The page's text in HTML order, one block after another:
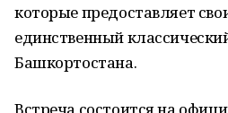
которые предоставляет
единственный
Башкортостана.